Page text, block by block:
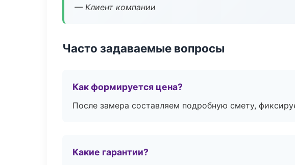
— Клиент компании
Часто задаваемые вопросы
Как формируется цена?
После замера составляем подробную смету,
Какие гарантии?